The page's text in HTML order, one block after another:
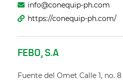
info@conequip-ph.com
https://conequip-ph.com/
FEBO, S.A
Fuente del Omet Calle 1, no. 8